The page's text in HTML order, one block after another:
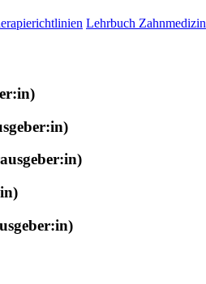
Lehrbuch Zahnmedizin